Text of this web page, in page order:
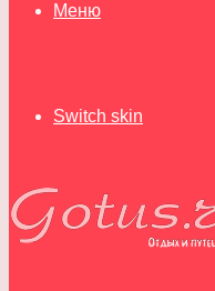
Меню
Switch skin